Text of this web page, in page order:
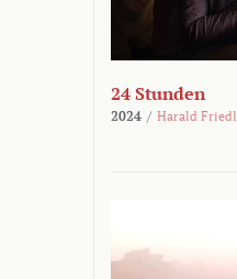
24 Stunden
2024 / Harald Friedl